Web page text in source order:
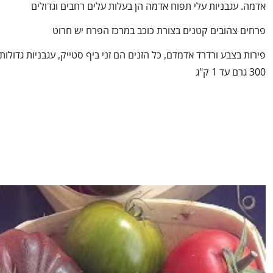
אדמה. עגבניות עלי תפוח אדמה הן בעלות עלים רחבים וגדולים
פרחים צהובים קטנים בצורת כוכב במרכז הפרח יש חרוט
פירות בצבע ורדרד אדמדם, כל הזנים הם זני ביף סטייק, עגבניות
300 גרם עד 1 ק"ג